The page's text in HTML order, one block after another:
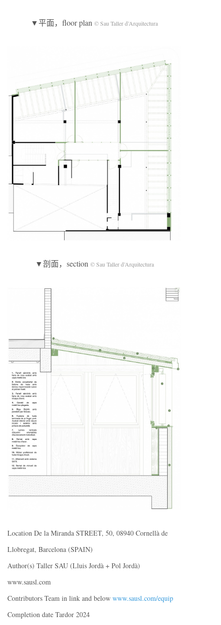
▼平面，floor plan © Sau Taller d’Arquitectura
▼剖面，section © Sau Taller d’Arquitectura
Location De la Miranda STREET, 50, 08940 Cornellà de
Llobregat, Barcelona (SPAIN)
Author(s) Taller SAU (Lluis Jordà + Pol Jordà)
www.sausl.com
Contributors Team in link and below www.sausl.com/equip
Completion date Tardor 2024